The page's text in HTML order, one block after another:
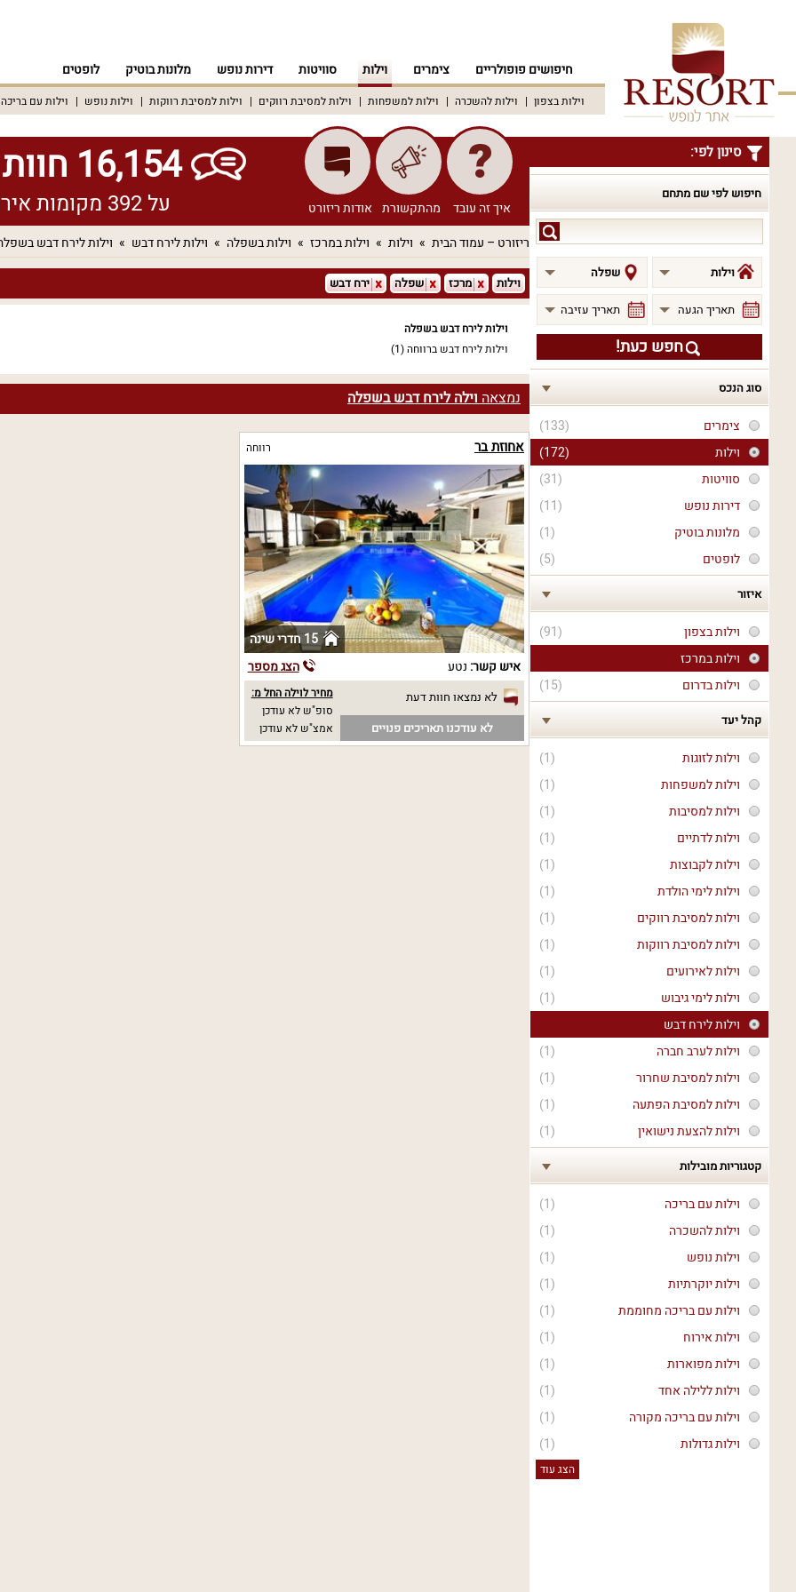
חיפושים פופולריים צימרים וילות סוויטות דירות נופש מלונות בוטיק לופטים
וילות בצפון וילות להשכרה וילות למשפחות וילות למסיבת רווקים וילות למסיבת רווקות וילות נופש וילות עם בריכה
סינון לפי:
חיפוש לפי שם מתחם
לפי
שם
מתחם
וילות שפלה
תאריך הגעה תאריך עזיבה
חפש כעת!
סוג הנכס
(133)
צימרים
(172)
וילות
(31)
סוויטות
(11)
דירות נופש
(1)
מלונות בוטיק
(5)
לופטים
איזור
(91)
וילות בצפון
וילות במרכז
(15)
וילות בדרום
קהל יעד
(1)
וילות לזוגות
(1)
וילות למשפחות
(1)
וילות למסיבות
(1)
וילות לדתיים
(1)
וילות לקבוצות
(1)
וילות לימי הולדת
(1)
וילות למסיבת רווקים
(1)
וילות למסיבת רווקות
(1)
וילות לאירועים
(1)
וילות לימי גיבוש
וילות לירח דבש
(1)
וילות לערב חברה
(1)
וילות למסיבת שחרור
(1)
וילות למסיבת הפתעה
(1)
וילות להצעת נישואין
קטגוריות מובילות
(1)
וילות עם בריכה
(1)
וילות להשכרה
(1)
וילות נופש
(1)
וילות יוקרתיות
(1)
וילות עם בריכה מחוממת
(1)
וילות אירוח
(1)
וילות מפוארות
(1)
וילות ללילה אחד
(1)
וילות עם בריכה מקורה
(1)
וילות גדולות
הצג עוד
איך זה עובד מהתקשורת אודות ריזורט
16,154 חוות דעת אמיתיות!
על 392 מקומות אירוח שונים ברחבי הארץ
ריזורט – עמוד הבית וילות וילות במרכז וילות בשפלה וילות לירח דבש וילות לירח דבש
וילות מרכז שפלה ירח דבש
וילות לירח דבש בשפלה
וילות לירח דבש ברווחה(1)
נמצאהוילה לירח דבש בשפלה
אחוזת בר רווחה
15 חדרי שינה
איש קשר: נטע הצג מספר
לא נמצאו חוות דעת
לא עודכנו תאריכים פנויים
מחיר לוילה החל מ:
סופ"ש לא עודכן
אמצ"ש לא עודכן